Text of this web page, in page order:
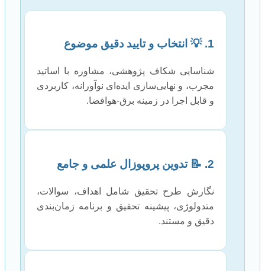
1. 💡 انتخاب و تایید دقیق موضوع
شناسایی شکاف پژوهشی، مشاوره با اساتید
مجرب، و نهایی‌سازی ایده‌ای نوآورانه، کاربردی
و قابل اجرا در زمینه برق-هوافضا.
2. 📝 تدوین پروپوزال علمی و جامع
نگارش طرح تحقیق شامل اهداف، سوالات،
متدولوژی، پیشینه تحقیق و برنامه زمان‌بندی
دقیق و مستند.